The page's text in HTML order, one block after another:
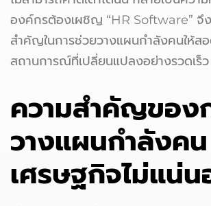
องค์กรต้องเผชิญ “HR Software” จึง
สำคัญในการช่วยวางแผนกำลังคนให้ส
สถานการณ์ที่เปลี่ยนแปลงอย่างรวดเร็ว
ความสำคัญของ
วางแผนกำลังค
เศรษฐกิจไม่แน่น